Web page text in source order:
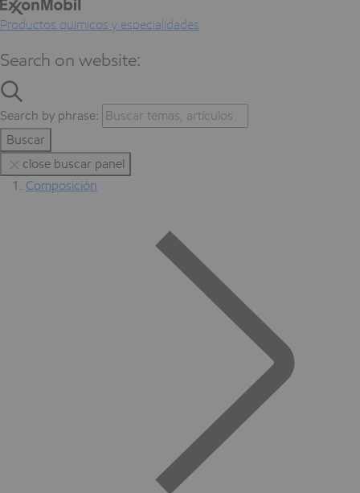
Productos químicos y especialidades
Search on website:
Search by phrase:
Buscar
close buscar panel
Composición